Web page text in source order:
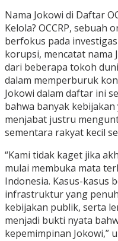
Nama Jokowi di Daftar
Kelola? OCCRP,
berfokus pada
korupsi, mencatat nama
dari beberapa tokoh
dalam memperburuk
Jokowi dalam daftar ini
bahwa banyak
menjabat justru
sementara rakyat kecil
“Kami tidak kaget jika
mulai membuka mata
Indonesia. Kasus-kasus
infrastruktur yang
kebijakan publik, serta
menjadi bukti nyata
kepemimpinan Jokowi,”